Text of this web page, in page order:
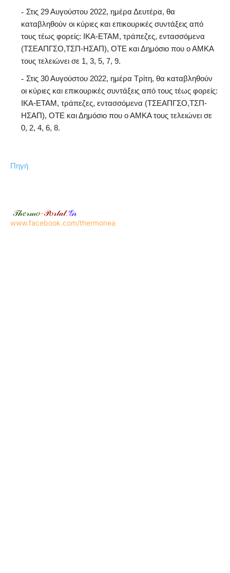
Στις 29 Αυγούστου 2022, ημέρα Δευτέρα, θα
καταβληθούν οι κύριες και επικουρικές συντάξεις από
τους τέως φορείς: ΙΚΑ-ΕΤΑΜ, τράπεζες, εντασσόμενα
(ΤΣΕΑΠΓΣΟ,ΤΣΠ-ΗΣΑΠ), ΟΤΕ και Δημόσιο που ο ΑΜΚΑ
τους τελειώνει σε 1, 3, 5, 7, 9.
Στις 30 Αυγούστου 2022, ημέρα Τρίτη, θα καταβληθούν
οι κύριες και επικουρικές συντάξεις από τους τέως φορείς:
ΙΚΑ-ΕΤΑΜ, τράπεζες, εντασσόμενα (ΤΣΕΑΠΓΣΟ,ΤΣΠ-
ΗΣΑΠ), ΟΤΕ και Δημόσιο που ο ΑΜΚΑ τους τελειώνει σε
0, 2, 4, 6, 8.
Πηγή
𝒯𝒽𝑒𝓇𝓂𝑜-𝒫𝑜𝓇𝓉𝒶𝓁.𝒢𝓇
www.facebook.com/thermonea